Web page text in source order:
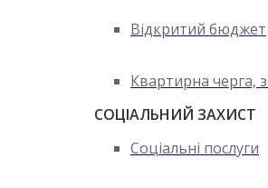
Відкритий бюджет
Квартирна черга,
СОЦІАЛЬНИЙ ЗАХИСТ
Соціальні послуги